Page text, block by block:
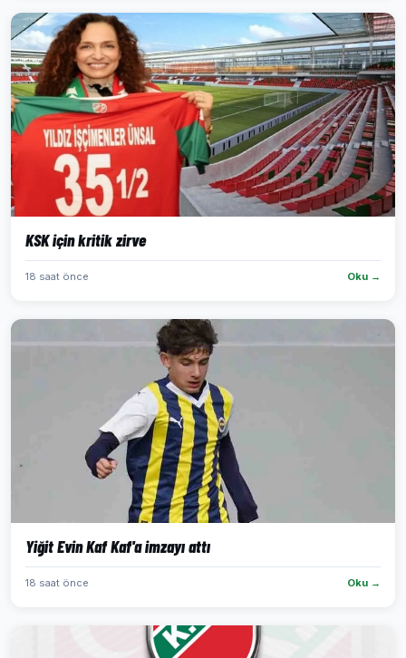
KSK için kritik zirve
18 saat önce Oku →
Yiğit Evin Kaf Kaf'a imzayı attı
18 saat önce Oku →